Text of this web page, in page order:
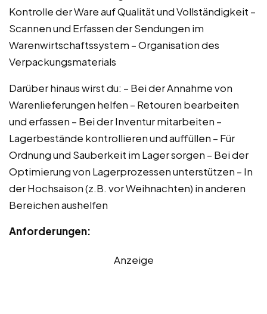
Kontrolle der Ware auf Qualität und Vollständigkeit –
Scannen und Erfassen der Sendungen im
Warenwirtschaftssystem – Organisation des
Verpackungsmaterials
Darüber hinaus wirst du: – Bei der Annahme von
Warenlieferungen helfen – Retouren bearbeiten
und erfassen – Bei der Inventur mitarbeiten –
Lagerbestände kontrollieren und auffüllen – Für
Ordnung und Sauberkeit im Lager sorgen – Bei der
Optimierung von Lagerprozessen unterstützen – In
der Hochsaison (z.B. vor Weihnachten) in anderen
Bereichen aushelfen
Anforderungen:
Anzeige